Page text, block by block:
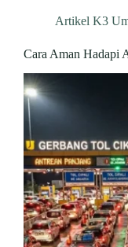
Artikel K3
Cara Aman Hadapi